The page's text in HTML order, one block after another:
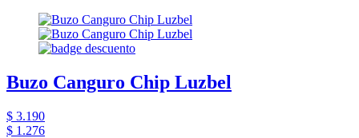
Buzo Canguro Chip Luzbel
$ 3.190
$ 1.276